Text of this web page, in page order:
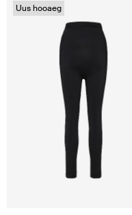
Uus hooaeg